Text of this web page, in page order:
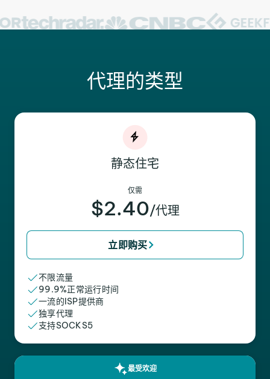
代理的类型
静态住宅
仅需
$2.40/代理
立即购买
不限流量
99.9%正常运行时间
一流的ISP提供商
独享代理
支持SOCKS5
最受欢迎